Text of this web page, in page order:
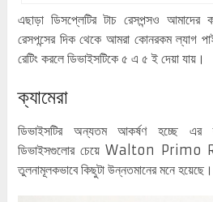
এছাড়া ডিসপ্লেটির টাচ রেসপন্সও আমাদের
রেসপন্সের দিক থেকে আমরা কোনরকম ল্যাগ
রেটিং করলে ডিভাইসটিকে ৫ এ ৫ ই দেয়া যায়।
ক্যামেরা
ডিভাইসটির অন্যতম আকর্ষণ হচ্ছে এর
ডিভাইসগুলোর চেয়ে Walton Primo R2
তুলনামূলকভাবে কিছুটা উন্নতমানের মনে হয়েছে।